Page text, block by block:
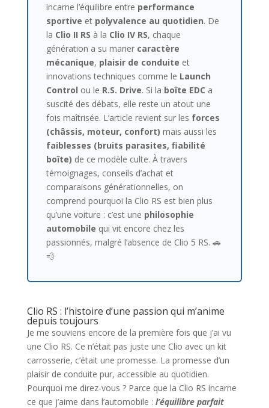
incarne l’équilibre entre performance
sportive et polyvalence au quotidien. De
la Clio II RS à la Clio IV RS, chaque
génération a su marier caractère
mécanique, plaisir de conduite et
innovations techniques comme le Launch
Control ou le R.S. Drive. Si la boîte EDC a
suscité des débats, elle reste un atout une
fois maîtrisée. L’article revient sur les forces
(châssis, moteur, confort) mais aussi les
faiblesses (bruits parasites, fiabilité
boîte) de ce modèle culte. À travers
témoignages, conseils d’achat et
comparaisons générationnelles, on
comprend pourquoi la Clio RS est bien plus
qu’une voiture : c’est une philosophie
automobile qui vit encore chez les
passionnés, malgré l’absence de Clio 5 RS. 🚗
💨
Clio RS : l’histoire d’une passion qui m’anime
depuis toujours
Je me souviens encore de la première fois que j’ai vu
une Clio RS. Ce n’était pas juste une Clio avec un kit
carrosserie, c’était une promesse. La promesse d’un
plaisir de conduite pur, accessible au quotidien.
Pourquoi me direz-vous ? Parce que la Clio RS incarne
ce que j’aime dans l’automobile : l’équilibre parfait